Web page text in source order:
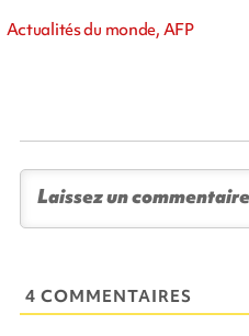
Actualités du monde, AFP
4 COMMENTAIRES